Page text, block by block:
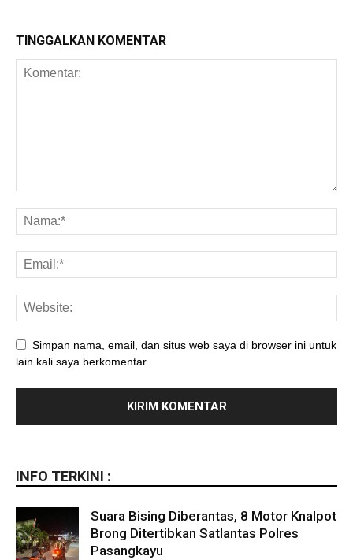
TINGGALKAN KOMENTAR
Simpan nama, email, dan situs web saya di browser ini untuk
lain kali saya berkomentar.
INFO TERKINI :
Suara Bising Diberantas, 8 Motor Knalpot
Brong Ditertibkan Satlantas Polres
Pasangkayu